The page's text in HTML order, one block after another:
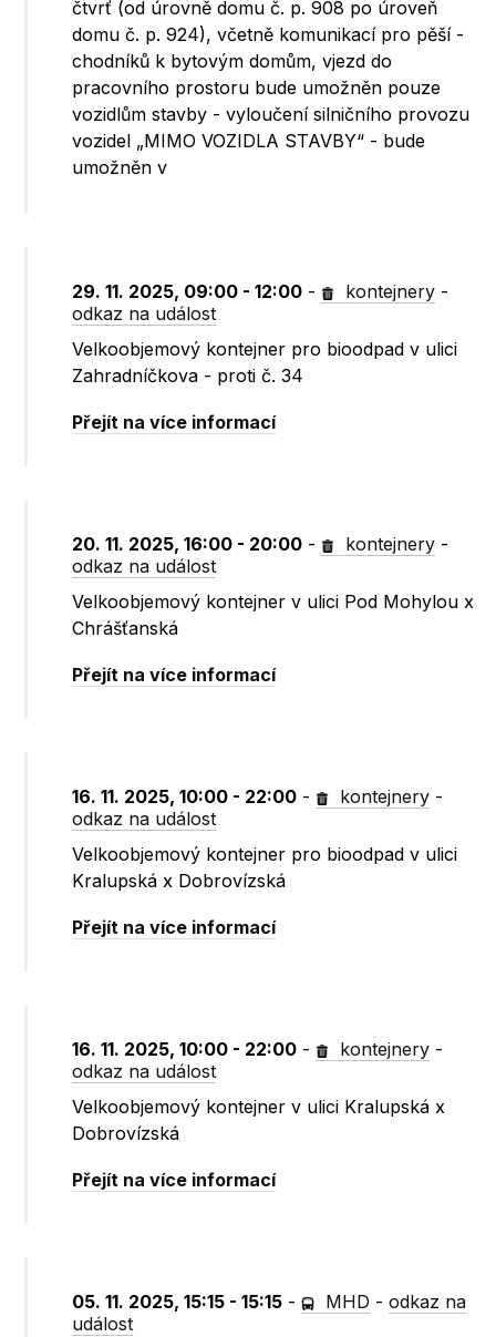
čtvrť (od úrovně domu č. p. 908 po úroveň
domu č. p. 924), včetně komunikací pro pěší -
chodníků k bytovým domům, vjezd do
pracovního prostoru bude umožněn pouze
vozidlům stavby - vyloučení silničního provozu
vozidel „MIMO VOZIDLA STAVBY“ - bude
umožněn v
29. 11. 2025, 09:00 - 12:00 - kontejnery -
odkaz na událost
Velkoobjemový kontejner pro bioodpad v ulici
Zahradníčkova - proti č. 34
Přejít na více informací
20. 11. 2025, 16:00 - 20:00 - kontejnery -
odkaz na událost
Velkoobjemový kontejner v ulici Pod Mohylou x
Chrášťanská
Přejít na více informací
16. 11. 2025, 10:00 - 22:00 - kontejnery -
odkaz na událost
Velkoobjemový kontejner pro bioodpad v ulici
Kralupská x Dobrovízská
Přejít na více informací
16. 11. 2025, 10:00 - 22:00 - kontejnery -
odkaz na událost
Velkoobjemový kontejner v ulici Kralupská x
Dobrovízská
Přejít na více informací
05. 11. 2025, 15:15 - 15:15 - MHD -odkaz na
událost